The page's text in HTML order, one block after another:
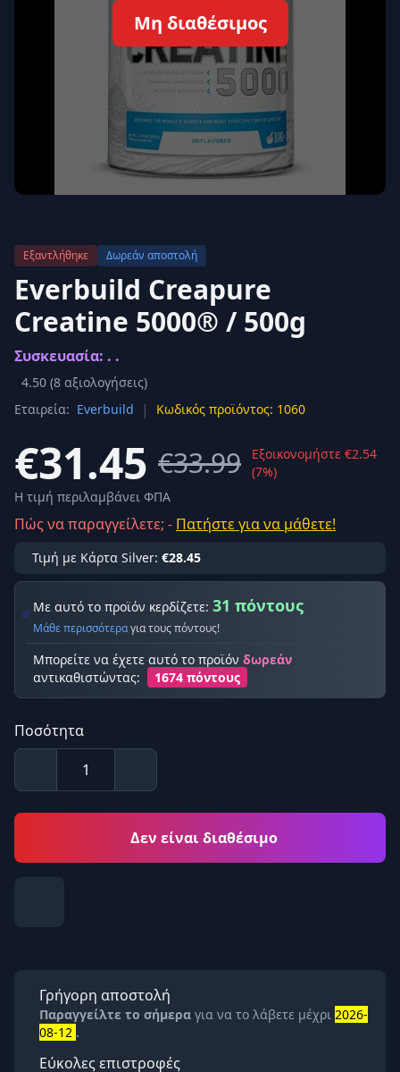
Μη διαθέσιμος
Εξαντλήθηκε Δωρεάν αποστολή
Everbuild Creapure
Creatine 5000® / 500g
Συσκευασία: . .
4.50 (8 αξιολογήσεις)
Εταιρεία: Everbuild | Κωδικός προϊόντος: 1060
€31.45 €33.99
Εξοικονομήστε €2.54
(7%)
Η τιμή περιλαμβάνει ΦΠΑ
Πώς να παραγγείλετε; - Πατήστε για να μάθετε!
Τιμή με Κάρτα Silver: €28.45
Με αυτό το προϊόν κερδίζετε: 31 πόντους
Μάθε περισσότεραγια τους πόντους!
Μπορείτε να έχετε αυτό το προϊόν δωρεάν
αντικαθιστώντας:
1674 πόντους
Ποσότητα
Δεν είναι διαθέσιμο
Γρήγορη αποστολή
Παραγγείλτε το σήμερα για να το λάβετε μέχρι 2026-
08-12 .
Εύκολες επιστροφές
Ασφαλής σύνδεση